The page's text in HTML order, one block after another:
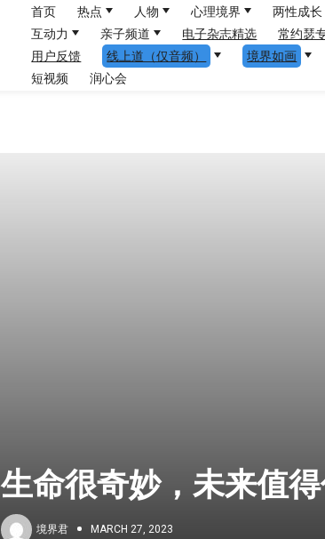
首页 热点 人物 心理境界 两性成长
互动力
亲子频道 电子杂志精选 常约瑟
用户反馈
线上道（仅音频） 境界如画
短视频
润心会
生命很奇妙，未来值
境界君 MARCH 27, 2023